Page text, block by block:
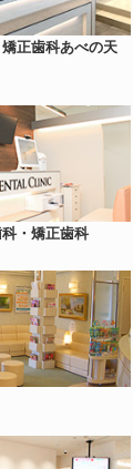
正歯科あべの天
・矯正歯科